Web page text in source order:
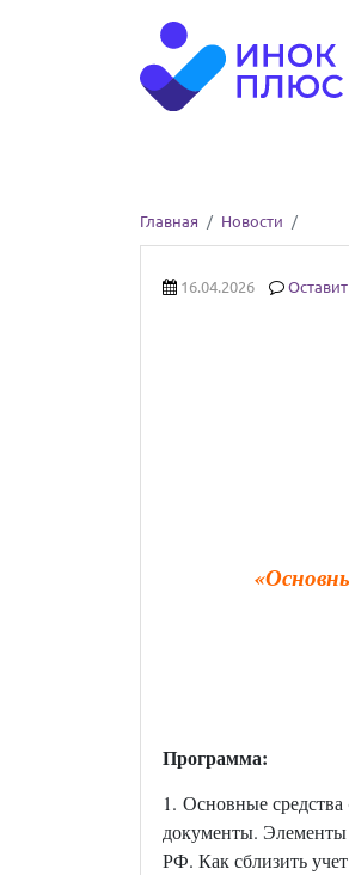
Главная Новости
16.04.2026
«
Программа:
1. Основные
документы.
РФ. Как сблизить